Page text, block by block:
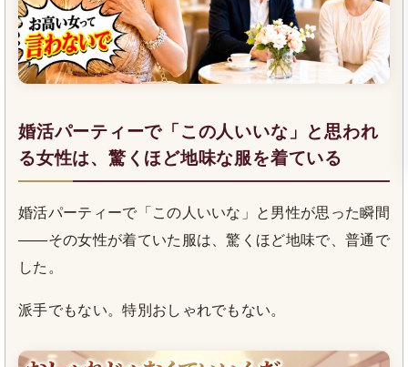
婚活パーティーで「この人いいな」と思われ
る女性は、驚くほど地味な服を着ている
婚活パーティーで「この人いいな」と男性が思った瞬間
――その女性が着ていた服は、驚くほど地味で、普通で
した。
派手でもない。特別おしゃれでもない。